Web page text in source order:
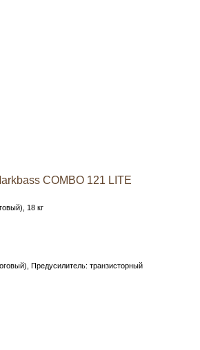
COMBO 121 LITE
18 кг
Предусилитель: транзисторный